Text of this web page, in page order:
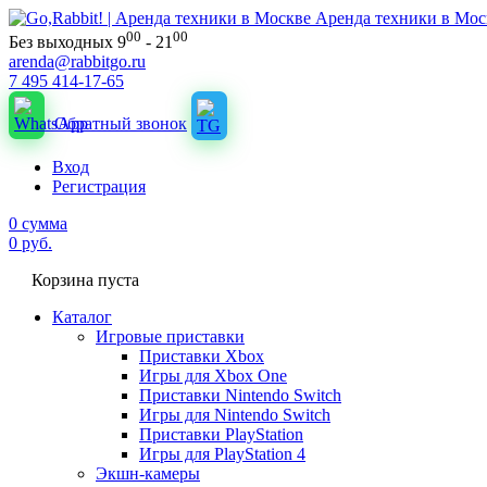
Аренда техники в
Без выходных 900 - 21 00
arenda@rabbitgo.ru
7 495 414-17-65
Обратный звонок
Вход
Регистрация
0 сумма
0 руб.
Корзина пуста
Каталог
Игровые приставки
Приставки Xbox
Игры для Xbox One
Приставки Nintendo Switch
Игры для Nintendo Switch
Приставки PlayStation
Игры для PlayStation 4
Экшн-камеры